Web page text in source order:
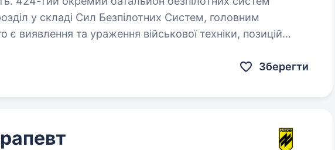
у складі Сил Безпілотних Систем, головним
є виявлення та ураження військової техніки, позицій
Зберегти